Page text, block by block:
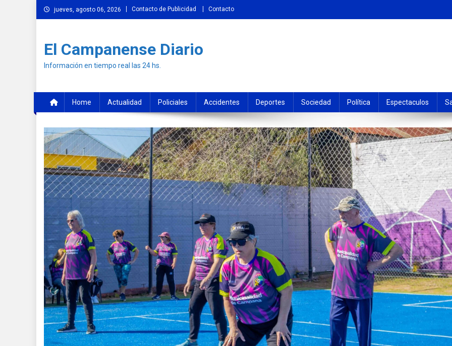
Skip
to
jueves, agosto 06, 2026 Contacto de Publicidad Contacto
El Campanense Diario
Información en tiempo real las 24 hs.
Home Actualidad Policiales Accidentes Deportes Sociedad Política Espectaculos